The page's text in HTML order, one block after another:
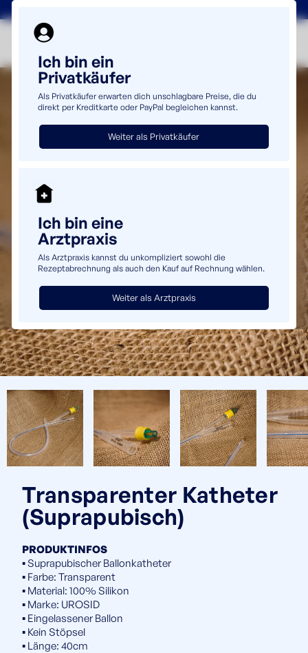
Transparenter Katheter
(Suprapubisch)
PRODUKTINFOS
▪️ Suprapubischer Ballonkatheter
▪️ Farbe: Transparent
▪️ Material: 100% Silikon
▪️ Marke: UROSID
▪️ Eingelassener Ballon
▪️ Kein Stöpsel
▪️ Länge: 40cm
Ich bin ein
Privatkäufer
Als Privatkäufer erwarten dich unschlagbare Preise, die du
direkt per Kreditkarte oder PayPal begleichen kannst.
Weiter als Privatkäufer
Ich bin eine
Arztpraxis
Als Arztpraxis kannst du unkompliziert sowohl die
Rezeptabrechnung als auch den Kauf auf Rechnung wählen.
Weiter als Arztpraxis